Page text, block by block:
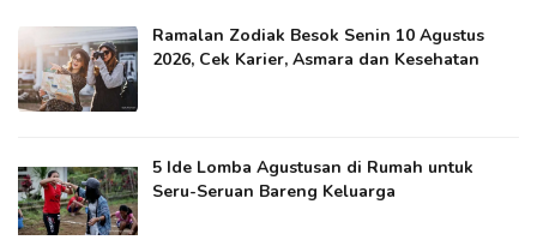
Ramalan Zodiak Besok Senin 10 Agustus
2026, Cek Karier, Asmara dan Kesehatan
5 Ide Lomba Agustusan di Rumah untuk
Seru-Seruan Bareng Keluarga